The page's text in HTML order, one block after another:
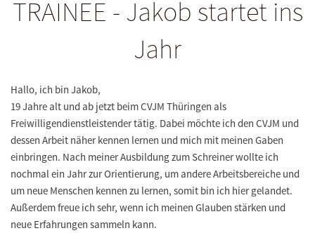
TRAINEE - Jakob startet ins
Jahr
Hallo, ich bin Jakob,
19 Jahre alt und ab jetzt beimCVJM Thüringen als
Freiwilligendienstleistender tätig. Dabei möchte ich den CVJM und
dessen Arbeit näher kennen lernen und mich mit meinen Gaben
einbringen. Nach meiner Ausbildung zum Schreiner wollte ich
nochmal ein Jahr zur Orientierung, um andere Arbeitsbereiche und
um neue Menschen kennen zu lernen, somit bin ich hier gelandet.
Außerdem freue ich sehr, wenn ich meinen Glauben stärken und
neue Erfahrungen sammeln kann.